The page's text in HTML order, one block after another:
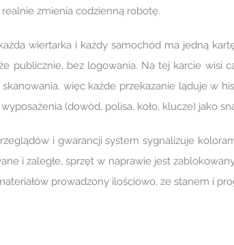
zmienia codzienną robotę.
wiertarka i każdy samochód ma jedną
publicznie, bez logowania. Na tej karcie wisi
więc każde przekazanie ląduje w
(dowód, polisa, koło, klucze) jako
i gwarancji system sygnalizuje
i zaległe, sprzęt w naprawie jest
prowadzony ilościowo, ze stanem i